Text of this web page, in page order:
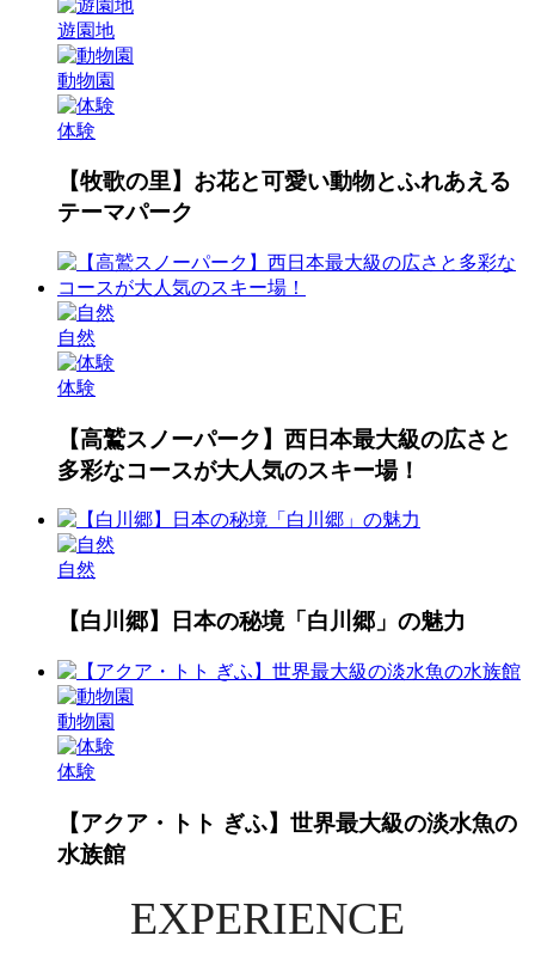
遊園地
動物園
体験
【牧歌の里】お花と可愛い動物とふれあえる
テーマパーク
自然
体験
【高鷲スノーパーク】西日本最大級の広さと
多彩なコースが大人気のスキー場！
自然
【白川郷】日本の秘境「白川郷」の魅力
動物園
体験
【アクア・トト ぎふ】世界最大級の淡水魚の
水族館
EXPERIENCE